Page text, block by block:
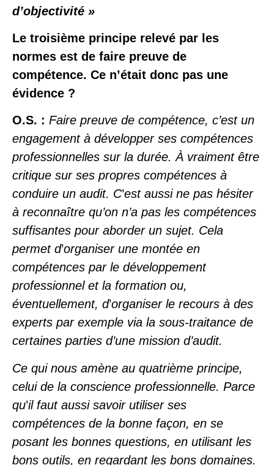
d’objectivité »
Le troisième principe relevé par les
normes est de faire preuve de
compétence. Ce n’était donc pas une
évidence ?
O.S. : Faire preuve de compétence, c’est un
engagement à développer ses compétences
professionnelles sur la durée. À vraiment être
critique sur ses propres compétences à
conduire un audit. C’est aussi ne pas hésiter
à reconnaître qu’on n’a pas les compétences
suffisantes pour aborder un sujet. Cela
permet d’organiser une montée en
compétences par le développement
professionnel et la formation ou,
éventuellement, d’organiser le recours à des
experts par exemple via la sous-traitance de
certaines parties d’une mission d’audit.
Ce qui nous amène au quatrième principe,
celui de la conscience professionnelle. Parce
qu’il faut aussi savoir utiliser ses
compétences de la bonne façon, en se
posant les bonnes questions, en utilisant les
bons outils, en regardant les bons domaines.